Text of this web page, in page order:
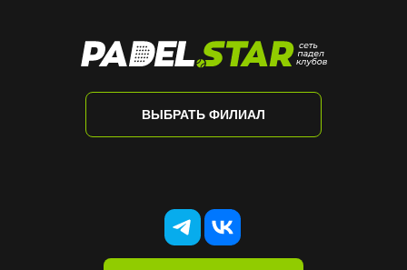
ВЫБРАТЬ ФИЛИАЛ